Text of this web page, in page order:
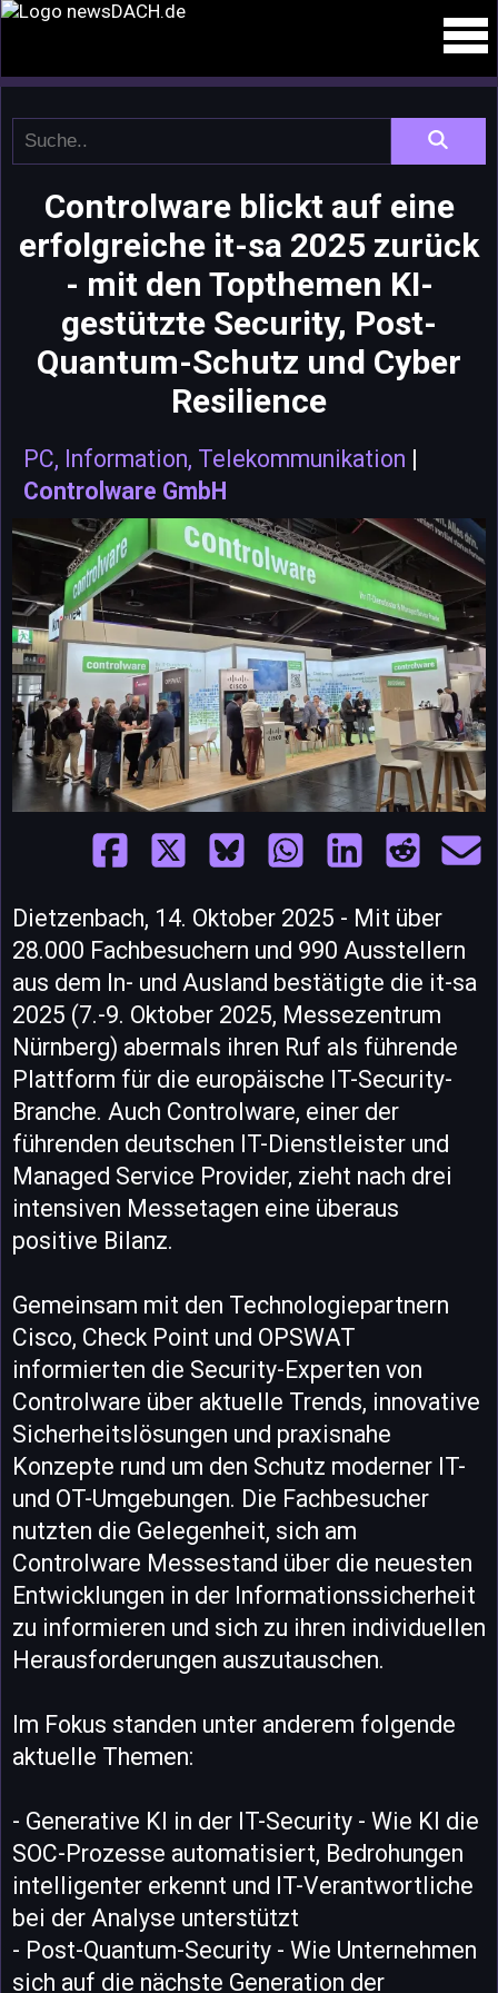
Controlware blickt auf eine
erfolgreiche it-sa 2025 zurück
- mit den Topthemen KI-
gestützte Security, Post-
Quantum-Schutz und Cyber
Resilience
PC, Information, Telekommunikation |
Controlware GmbH
Dietzenbach, 14. Oktober 2025 - Mit über
28.000 Fachbesuchern und 990 Ausstellern
aus dem In- und Ausland bestätigte die it-sa
2025 (7.-9. Oktober 2025, Messezentrum
Nürnberg) abermals ihren Ruf als führende
Plattform für die europäische IT-Security-
Branche. Auch Controlware, einer der
führenden deutschen IT-Dienstleister und
Managed Service Provider, zieht nach drei
intensiven Messetagen eine überaus
positive Bilanz.
Gemeinsam mit den Technologiepartnern
Cisco, Check Point und OPSWAT
informierten die Security-Experten von
Controlware über aktuelle Trends, innovative
Sicherheitslösungen und praxisnahe
Konzepte rund um den Schutz moderner IT-
und OT-Umgebungen. Die Fachbesucher
nutzten die Gelegenheit, sich am
Controlware Messestand über die neuesten
Entwicklungen in der Informationssicherheit
zu informieren und sich zu ihren individuellen
Herausforderungen auszutauschen.
Im Fokus standen unter anderem folgende
aktuelle Themen:
- Generative KI in der IT-Security - Wie KI die
SOC-Prozesse automatisiert, Bedrohungen
intelligenter erkennt und IT-Verantwortliche
bei der Analyse unterstützt
- Post-Quantum-Security - Wie Unternehmen
sich auf die nächste Generation der